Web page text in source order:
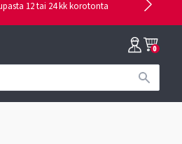
12 tai 24 kk korotonta
0